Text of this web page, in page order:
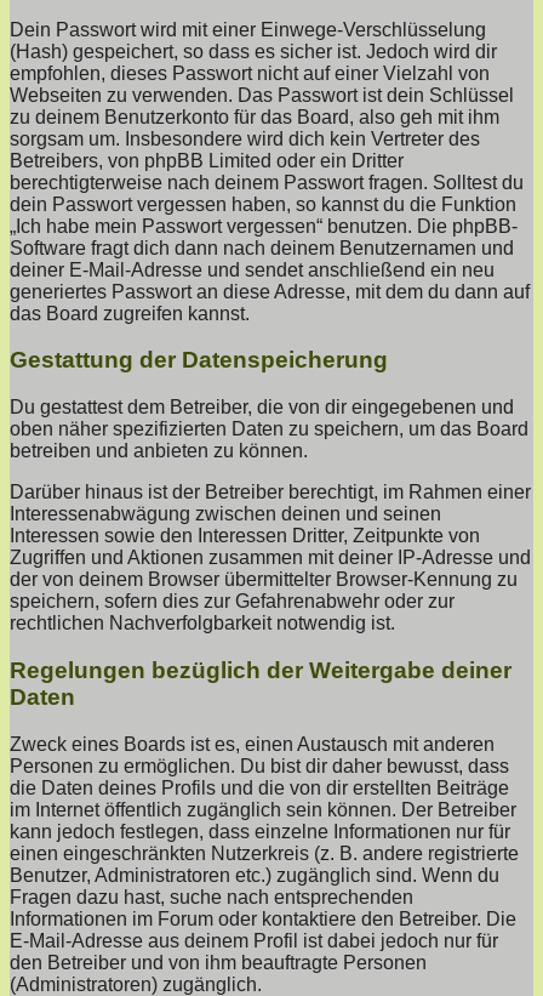
Dein Passwort wird mit einer Einwege-Verschlüsselung
(Hash) gespeichert, so dass es sicher ist. Jedoch wird dir
empfohlen, dieses Passwort nicht auf einer Vielzahl von
Webseiten zu verwenden. Das Passwort ist dein Schlüssel
zu deinem Benutzerkonto für das Board, also geh mit ihm
sorgsam um. Insbesondere wird dich kein Vertreter des
Betreibers, von phpBB Limited oder ein Dritter
berechtigterweise nach deinem Passwort fragen. Solltest du
dein Passwort vergessen haben, so kannst du die Funktion
„Ich habe mein Passwort vergessen“ benutzen. Die phpBB-
Software fragt dich dann nach deinem Benutzernamen und
deiner E-Mail-Adresse und sendet anschließend ein neu
generiertes Passwort an diese Adresse, mit dem du dann auf
das Board zugreifen kannst.
Gestattung der Datenspeicherung
Du gestattest dem Betreiber, die von dir eingegebenen und
oben näher spezifizierten Daten zu speichern, um das Board
betreiben und anbieten zu können.
Darüber hinaus ist der Betreiber berechtigt, im Rahmen einer
Interessenabwägung zwischen deinen und seinen
Interessen sowie den Interessen Dritter, Zeitpunkte von
Zugriffen und Aktionen zusammen mit deiner IP-Adresse und
der von deinem Browser übermittelter Browser-Kennung zu
speichern, sofern dies zur Gefahrenabwehr oder zur
rechtlichen Nachverfolgbarkeit notwendig ist.
Regelungen bezüglich der Weitergabe deiner
Daten
Zweck eines Boards ist es, einen Austausch mit anderen
Personen zu ermöglichen. Du bist dir daher bewusst, dass
die Daten deines Profils und die von dir erstellten Beiträge
im Internet öffentlich zugänglich sein können. Der Betreiber
kann jedoch festlegen, dass einzelne Informationen nur für
einen eingeschränkten Nutzerkreis (z. B. andere registrierte
Benutzer, Administratoren etc.) zugänglich sind. Wenn du
Fragen dazu hast, suche nach entsprechenden
Informationen im Forum oder kontaktiere den Betreiber. Die
E-Mail-Adresse aus deinem Profil ist dabei jedoch nur für
den Betreiber und von ihm beauftragte Personen
(Administratoren) zugänglich.